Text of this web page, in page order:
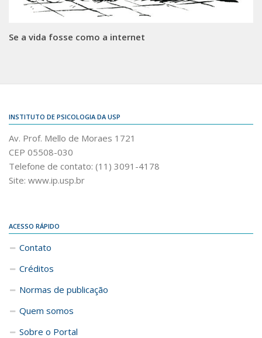
Se a vida fosse como a internet
INSTITUTO DE PSICOLOGIA DA USP
Av. Prof. Mello de Moraes 1721
CEP 05508-030
Telefone de contato: (11) 3091-4178
Site: www.ip.usp.br
ACESSO RÁPIDO
Contato
Créditos
Normas de publicação
Quem somos
Sobre o Portal